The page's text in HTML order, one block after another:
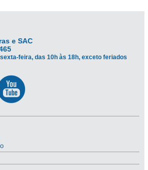
e SAC
feira, das 10h às 18h, exceto feriados